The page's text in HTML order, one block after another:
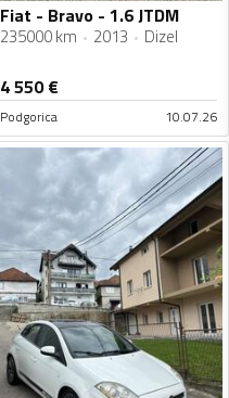
Fiat - Bravo - 1.6 JTDM
235000 km 2013 Dizel
4 550€
Podgorica 10.07.26